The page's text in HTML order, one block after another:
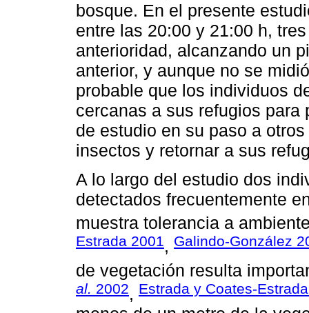
bosque. En el presente
entre las 20:00 y 21:00 h,
anterioridad, alcanzando un
anterior, y aunque no se
probable que los individuos
cercanas a sus refugios
de estudio en su paso a
insectos y retornar a sus
A lo largo del estudio dos
detectados frecuentemente
muestra tolerancia a
Estrada 2001, Galindo-González
de vegetación resulta
al. 2002, Estrada y Coates-